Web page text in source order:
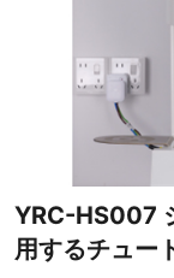
YRC-HS007
用するチュー